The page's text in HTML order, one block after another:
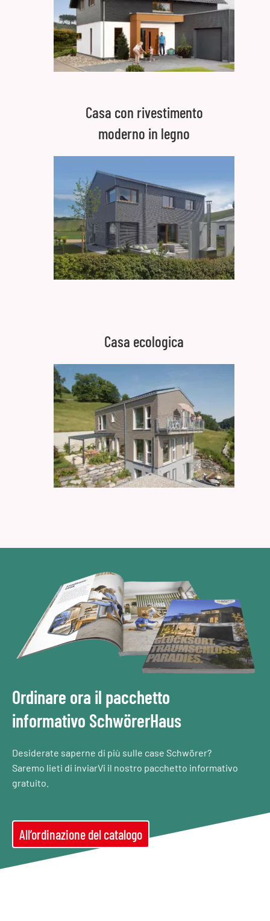
Casa con rivestimento
moderno in legno
Casa ecologica
Ordinare ora il pacchetto
informativo SchwörerHaus
Desiderate saperne di più sulle case Schwörer?
Saremo lieti di inviarVi il nostro pacchetto informativo
gratuito.
All’ordinazione del catalogo